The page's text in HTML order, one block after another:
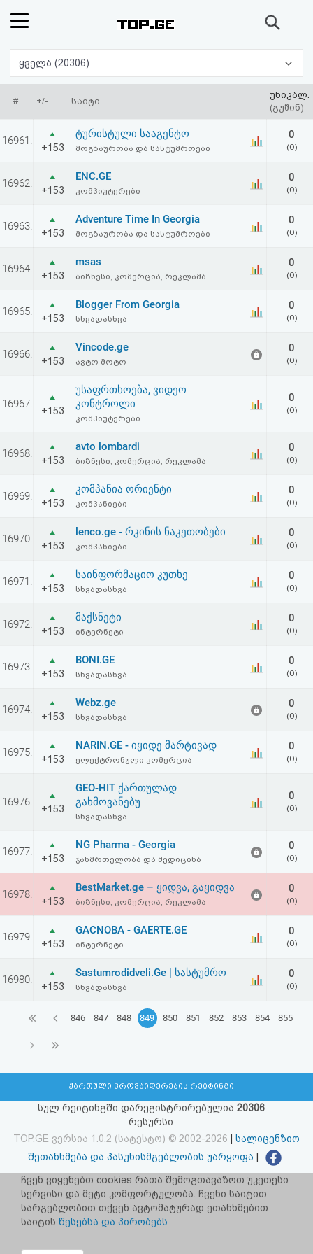
რეიტინგი
(მთავარი)
ფოსტა
პასუხი
ავტორიზაცია
რეგისტრაცია
პაროლის
აღდგენა
HTML
სალიცენზიო
შეთანხმება
პასუხისმგებლობის
უარყოფა
ყველა (20306)
# +/- საიტი
უნიკალ.
(გუშინ)
16961.
+153
ტურისტული სააგენტო
მოგზაურობა და სასტუმროები
0
(0)
16962.
+153
ENC.GE
კომპიუტერები
0
(0)
16963.
+153
Adventure Time In Georgia
მოგზაურობა და სასტუმროები
0
(0)
16964.
+153
msas
ბიზნესი, კომერცია, რეკლამა
0
(0)
16965.
+153
Blogger From Georgia
სხვადასხვა
0
(0)
16966.
+153
Vincode.ge
ავტო მოტო
0
(0)
16967.
+153
უსაფრთხოება, ვიდეო
კონტროლი
კომპიუტერები
0
(0)
16968.
+153
avto lombardi
ბიზნესი, კომერცია, რეკლამა
0
(0)
16969.
+153
კომპანია ორიენტი
კომპანიები
0
(0)
16970.
+153
lenco.ge - რკინის ნაკეთობები
კომპანიები
0
(0)
16971.
+153
საინფორმაციო კუთხე
სხვადასხვა
0
(0)
16972.
+153
მაქსნეტი
ინტერნეტი
0
(0)
16973.
+153
BONI.GE
სხვადასხვა
0
(0)
16974.
+153
Webz.ge
სხვადასხვა
0
(0)
16975.
+153
NARIN.GE - იყიდე მარტივად
ელექტრონული კომერცია
0
(0)
16976.
+153
GEO-HIT ქართულად
გახმოვანებუ
სხვადასხვა
0
(0)
16977.
+153
NG Pharma - Georgia
ჯანმრთელობა და მედიცინა
0
(0)
16978.
+153
BestMarket.ge – ყიდვა, გაყიდვა
ბიზნესი, კომერცია, რეკლამა
0
(0)
16979.
+153
GACNOBA - GAERTE.GE
ინტერნეტი
0
(0)
16980.
+153
Sastumrodidveli.Ge | სასტუმრო
სხვადასხვა
0
(0)
846 847 848 849 850 851 852 853 854 855
ქართული პროვაიდერების რეიტინგი
სულ რეიტინგში დარეგისტრირებულია 20306
რესურსი
TOP.GE ვერსია 1.0.2 (სატესტო) © 2002-2026
სალიცენზიო
შეთანხმება და პასუხისმგებლობის უარყოფა
facebook.com/TOP.GE
იხილეთ TOP.GE - ის ძველი ვერსია ბმულზე
ჩვენ ვიყენებთ cookies რათა შემოგთავაზოთ უკეთესი
სერვისი და მეტი კომფორტულობა. ჩვენი საიტით
სარგებლობით თქვენ ავტომატურად ეთანხმებით
საიტის წესებსა და პირობებს